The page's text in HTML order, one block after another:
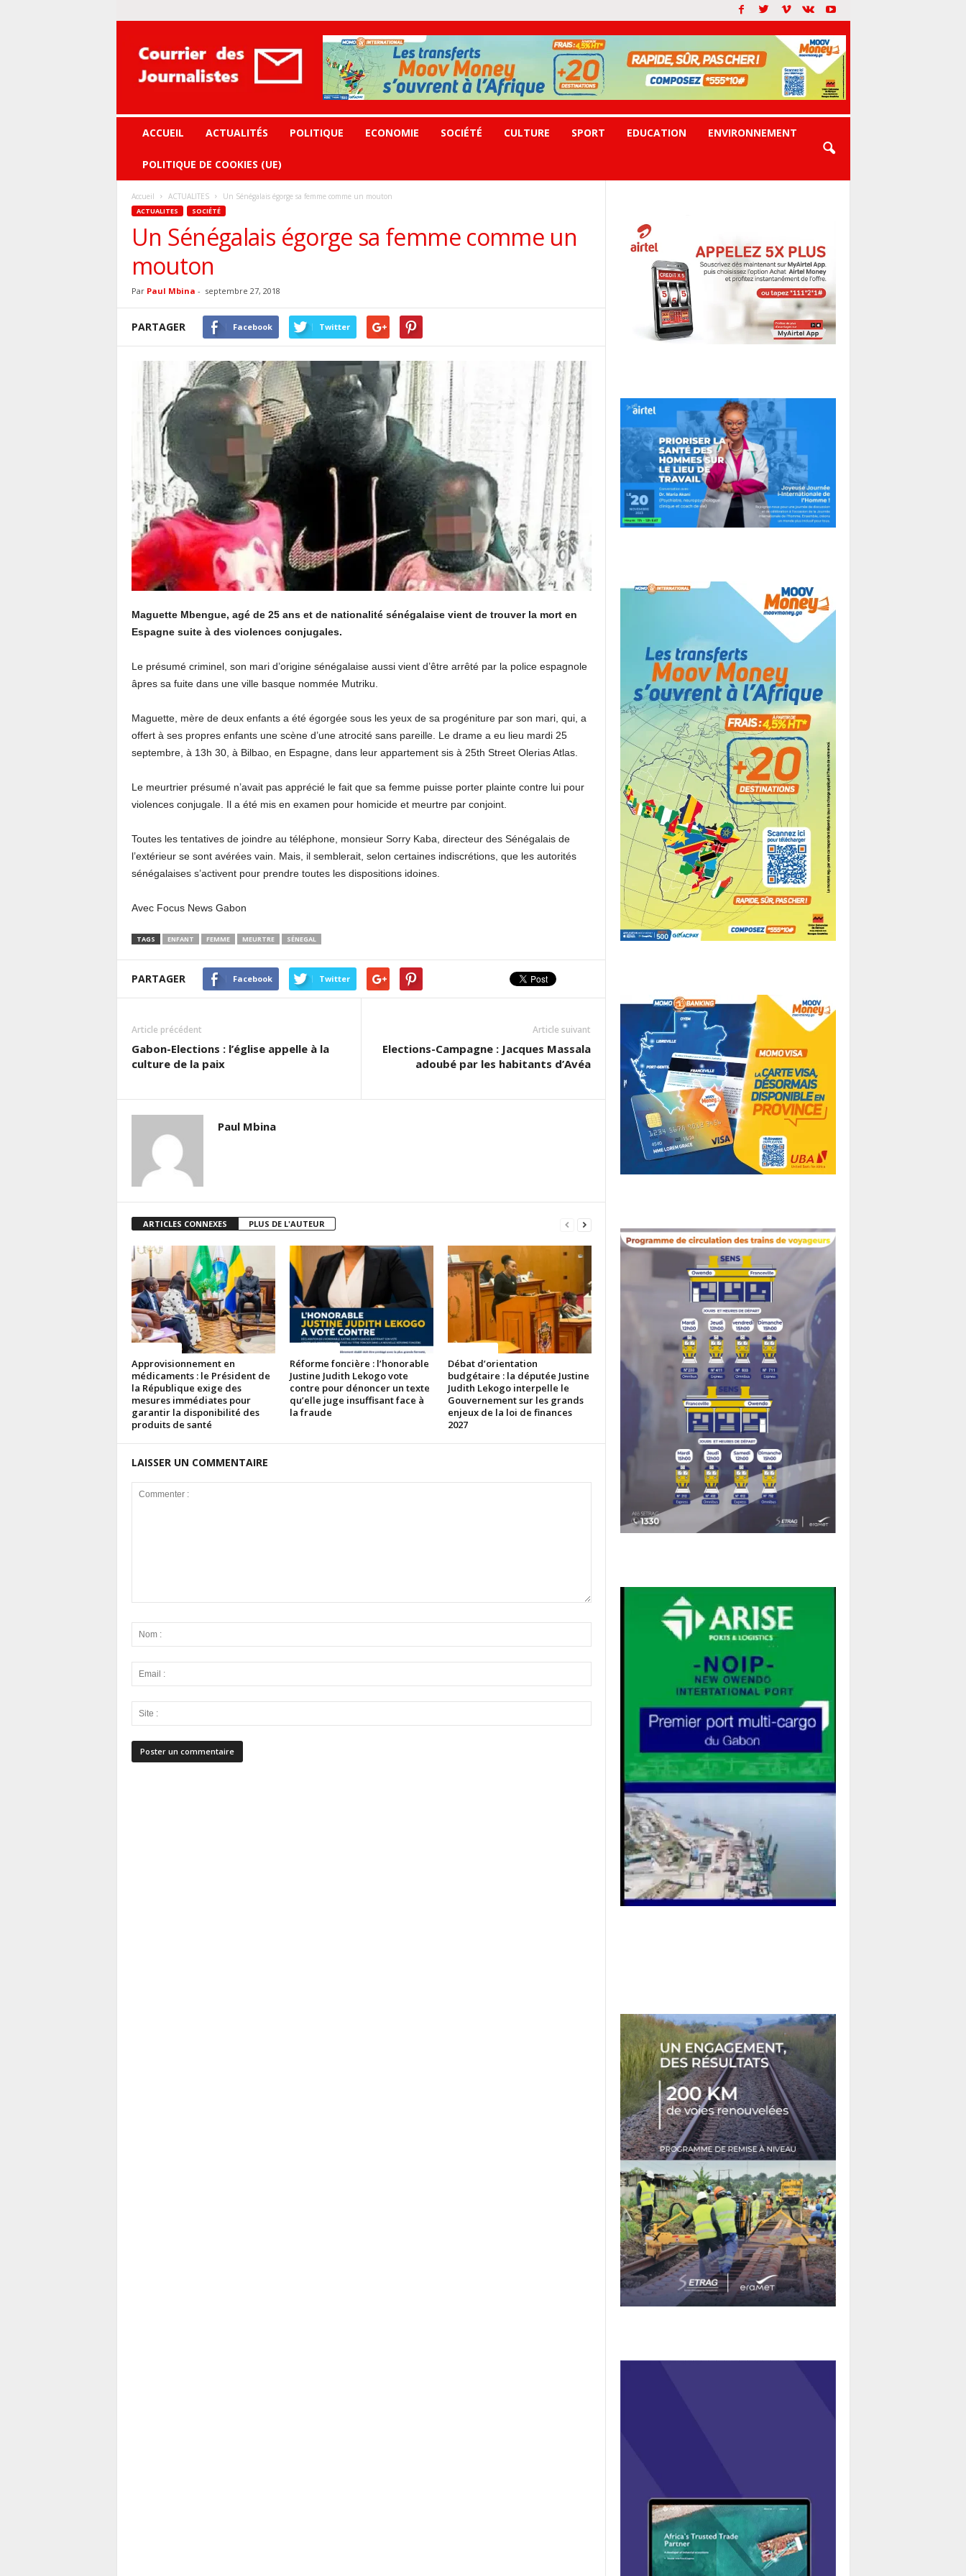
journalistes
ACCUEIL ACTUALITÉS POLITIQUE ECONOMIE SOCIÉTÉ CULTURE SPORT EDUCATION ENVIRONNEMENT
POLITIQUE DE COOKIES (UE)
Accueil ACTUALITES Un Sénégalais égorge sa femme comme un mouton
ACTUALITES SOCIÉTÉ
Un Sénégalais égorge sa femme comme un
mouton
Par Paul Mbina - septembre 27, 2018
PARTAGER Facebook Twitter
Maguette Mbengue, agé de 25 ans et de nationalité sénégalaise vient de trouver la mort en
Espagne suite à des violences conjugales.
Le présumé criminel, son mari d’origine sénégalaise aussi vient d’être arrêté par la police espagnole
âpres sa fuite dans une ville basque nommée Mutriku.
Maguette, mère de deux enfants a été égorgée sous les yeux de sa progéniture par son mari, qui, a
offert à ses propres enfants une scène d’une atrocité sans pareille. Le drame a eu lieu mardi 25
septembre, à 13h 30, à Bilbao, en Espagne, dans leur appartement sis à 25th Street Olerias Atlas.
Le meurtrier présumé n’avait pas apprécié le fait que sa femme puisse porter plainte contre lui pour
violences conjugale. Il a été mis en examen pour homicide et meurtre par conjoint.
Toutes les tentatives de joindre au téléphone, monsieur Sorry Kaba, directeur des Sénégalais de
l’extérieur se sont avérées vain. Mais, il semblerait, selon certaines indiscrétions, que les autorités
sénégalaises s’activent pour prendre toutes les dispositions idoines.
Avec Focus News Gabon
TAGS ENFANT FEMME MEURTRE SÉNEGAL
PARTAGER Facebook Twitter
Article précédent
Gabon-Elections : l’église appelle à la
culture de la paix
Article suivant
Elections-Campagne : Jacques Massala
adoubé par les habitants d’Avéa
Paul Mbina
ARTICLES CONNEXES PLUS DE L'AUTEUR
Approvisionnement en
médicaments : le Président de
la République exige des
mesures immédiates pour
garantir la disponibilité des
produits de santé
Réforme foncière : l’honorable
Justine Judith Lekogo vote
contre pour dénoncer un texte
qu’elle juge insuffisant face à
la fraude
Débat d’orientation
budgétaire : la députée Justine
Judith Lekogo interpelle le
Gouvernement sur les grands
enjeux de la loi de finances
2027
LAISSER UN COMMENTAIRE